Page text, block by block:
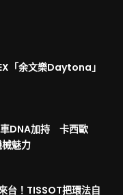
「余文樂Daytona」
DNA加持 卡西歐
魅力
台！TISSOT把環法自